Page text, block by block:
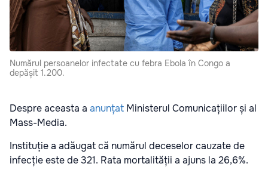
Numărul persoanelor infectate cu febra Ebola în Congo a
depășit 1.200.
Despre aceasta a anunțat Ministerul Comunicațiilor și al
Mass-Media.
Instituție a adăugat că numărul deceselor cauzate de
infecție este de 321. Rata mortalității a ajuns la 26,6%.